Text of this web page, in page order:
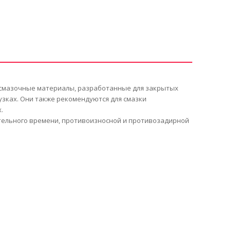
материалы, разработанные для закрытых
Они также рекомендуются для смазки
времени, противоизносной и противозадирной